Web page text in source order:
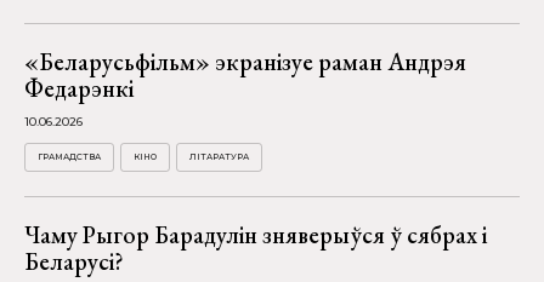
«Беларусьфільм» экранізуе раман Андрэя
Федарэнкі
10.06.2026
ГРАМАДСТВА КІНО ЛІТАРАТУРА
Чаму Рыгор Барадулін зняверыўся ў сябрах і
Беларусі?